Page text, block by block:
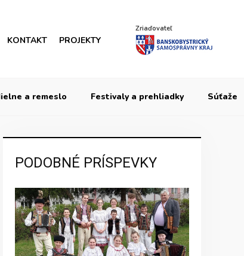
KONTAKT PROJEKTY
Zriaďovateľ
a remeslo Festivaly a prehliadky Súťaže
PODOBNÉ PRÍSPEVKY